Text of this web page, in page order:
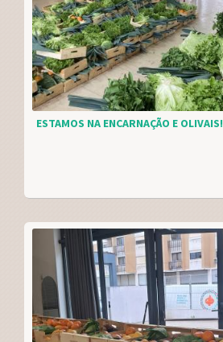
ESTAMOS NA ENCARNAÇÃO E OLIVAIS!